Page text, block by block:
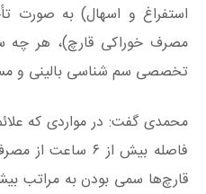
مصرف خوراکی قارچ)، هر چه
تخصصی سم شناسی بالینی و
محمدی گفت: در مواردی که
فاصله بیش از ۶
قارچ‌ها سمی بودن به مراتب